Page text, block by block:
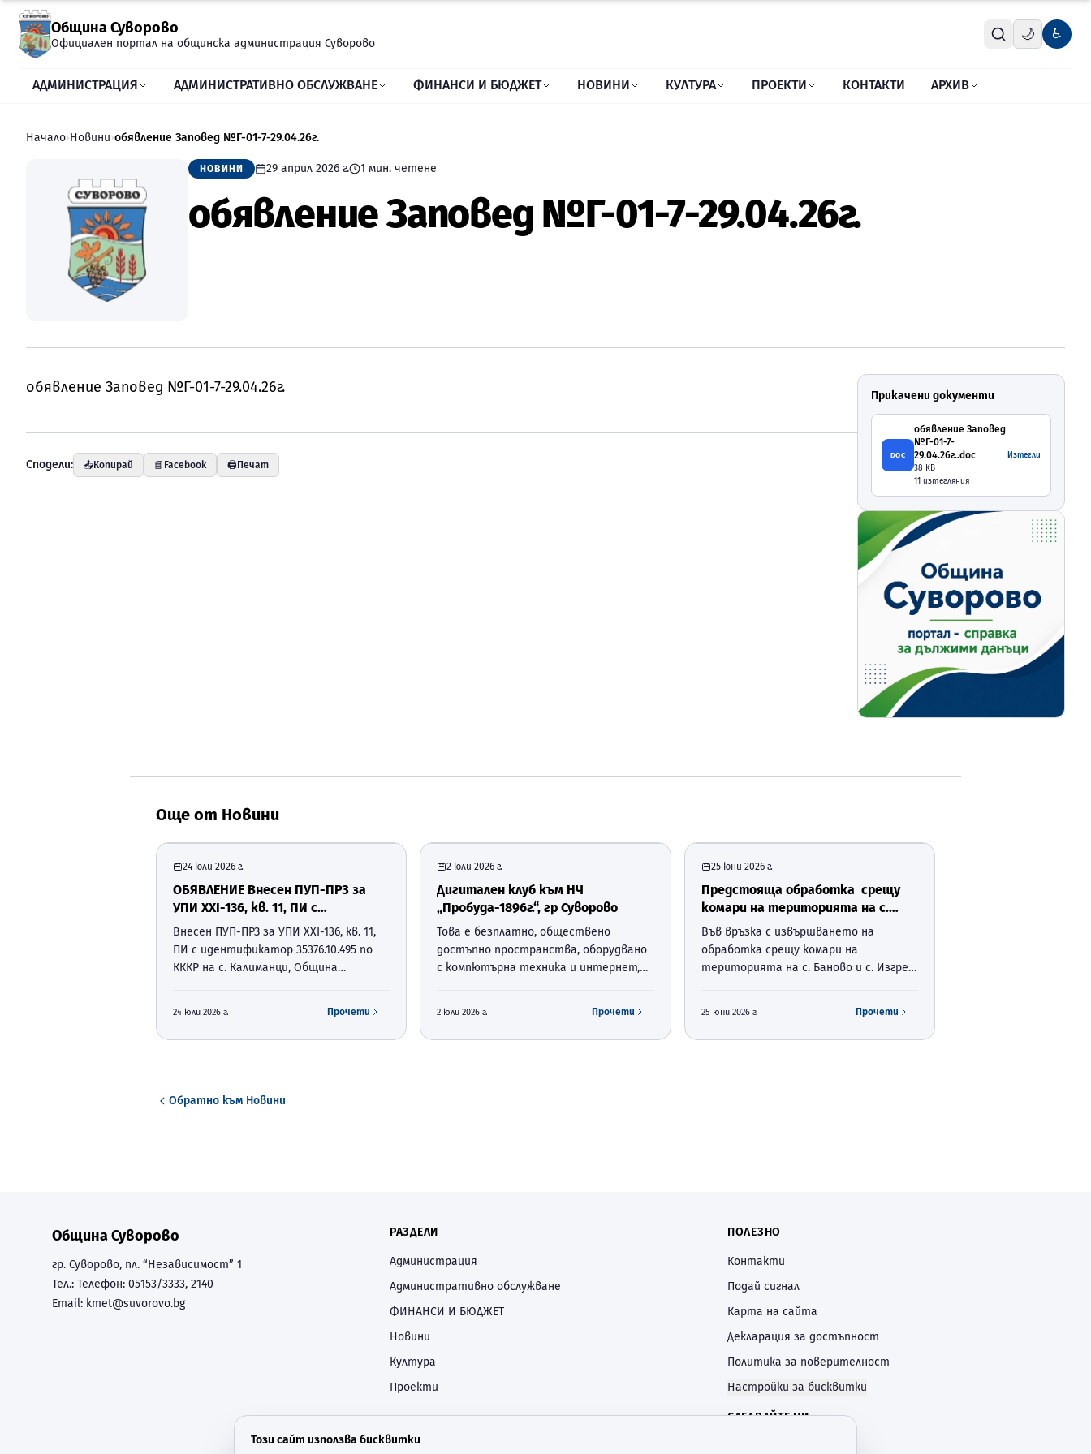
Прескочи към съдържанието
Община Суворово
Официален портал на общинска администрация Суворово 🌙 ♿
АДМИНИСТРАЦИЯ АДМИНИСТРАТИВНО ОБСЛУЖВАНЕ ФИНАНСИ И БЮДЖЕТ НОВИНИ КУЛТУРА ПРОЕКТИ КОНТАКТИ АРХИВ
Начало›Новини›обявление Заповед №Г-01-7-29.04.26г.
НОВИНИ 29 април 2026 г. 1 мин. четене
обявление Заповед №Г-01-7-29.04.26г.
обявление Заповед №Г-01-7-29.04.26г.
Сподели: 📤Копирай 📘 Facebook 🖨️ Печат
Прикачени документи
DOC
обявление Заповед
№Г-01-7-
29.04.26г..doc
38 KB
11 изтегляния
Изтегли
Още от Новини
24 юли 2026 г.
ОБЯВЛЕНИЕ Внесен ПУП-ПРЗ за
УПИ ХХI-136, кв. 11, ПИ с
идентификатор 35376.10.495 по
КККР на с. Калиманци, Община
Суворово
Внесен ПУП-ПРЗ за УПИ ХХI-136, кв. 11,
ПИ с идентификатор 35376.10.495 по
КККР на с. Калиманци, Община
територията (ЗУТ), отдел
24 юли 2026 г. Прочети
2 юли 2026 г.
Дигитален клуб към НЧ
„Пробуда-1896г.“, гр Суворово
Това е безплатно, обществено
достъпно пространства, оборудвано
с компютърна техника и интернет,
Той е създаден по националната
процедура BG-RRP-1.024 „Изграждане
2 юли 2026 г. Прочети
25 юни 2026 г.
Предстояща обработка срещу
комари на територията на с.
Баново и с. Изгрев, община
Суворово,
Във връзка с извършването на
обработка срещу комари на
територията на с. Баново и с. Изгрев,
02.07.2026г. във времевият интервал
между 19:30 ч. и 21:00 ч.
25 юни 2026 г. Прочети
Обратно към Новини
Община Суворово
гр. Суворово, пл. “Независимост” 1
Тел.: Телефон: 05153/3333, 2140
Email: kmet@suvorovo.bg
РАЗДЕЛИ
Администрация
Административно обслужване
ФИНАНСИ И БЮДЖЕТ
Новини
Култура
Проекти
ПОЛЕЗНО
Контакти
Подай сигнал
Карта на сайта
Декларация за достъпност
Политика за поверителност
Настройки за бисквитки
СЛЕДВАЙТЕ НИ
Този сайт използва бисквитки